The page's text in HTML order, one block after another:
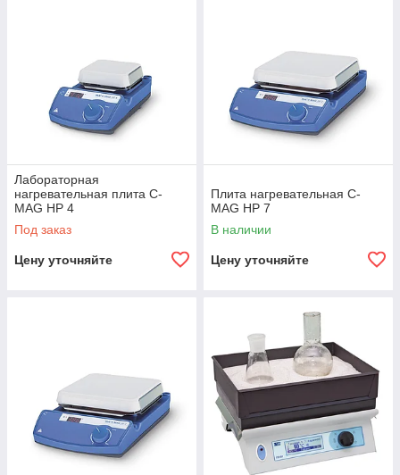
Лабораторная
нагревательная плита C-
MAG HP 4
Под заказ
Цену уточняйте
Плита нагревательная C-
MAG HP 7
В наличии
Цену уточняйте